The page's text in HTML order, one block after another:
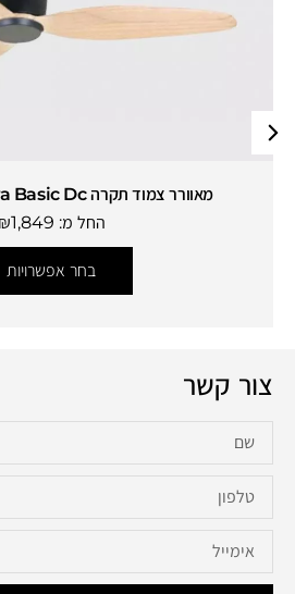
מאוורר צמוד תקרה Vento Samara Basic Dc
החל מ:
₪1,849
בחר אפשרויות
צור קשר